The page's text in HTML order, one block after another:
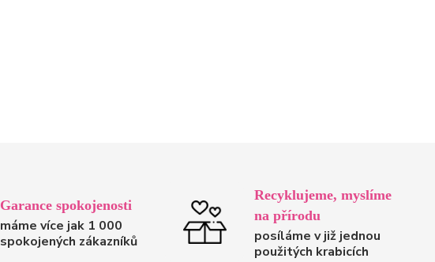
Garance spokojenosti
máme více jak 1 000
spokojených zákazníků
Recyklujeme, myslíme
na přírodu
posíláme v již jednou
použitých krabicích